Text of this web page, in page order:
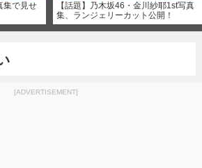
集で見せ
【話題】乃木坂46・金川紗耶1st写真
集、ランジェリーカット公開！
[ADVERTISEMENT]